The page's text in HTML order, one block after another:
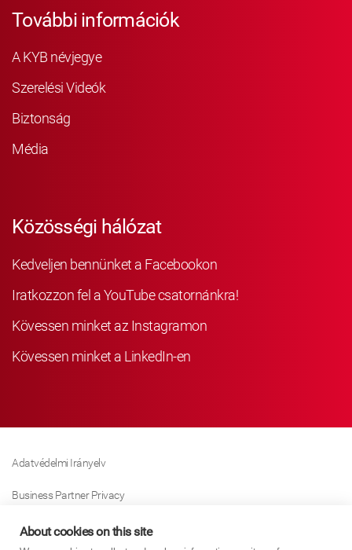
További információk
A KYB névjegye
Szerelési Videók
Biztonság
Média
Közösségi hálózat
Kedveljen bennünket a Facebookon
Iratkozzon fel a YouTube csatornánkra!
Kövessen minket az Instagramon
Kövessen minket a LinkedIn-en
Adatvédelmi Irányelv
Business Partner Privacy
Sütikre Vonatkozó Irányelv
About cookies on this site